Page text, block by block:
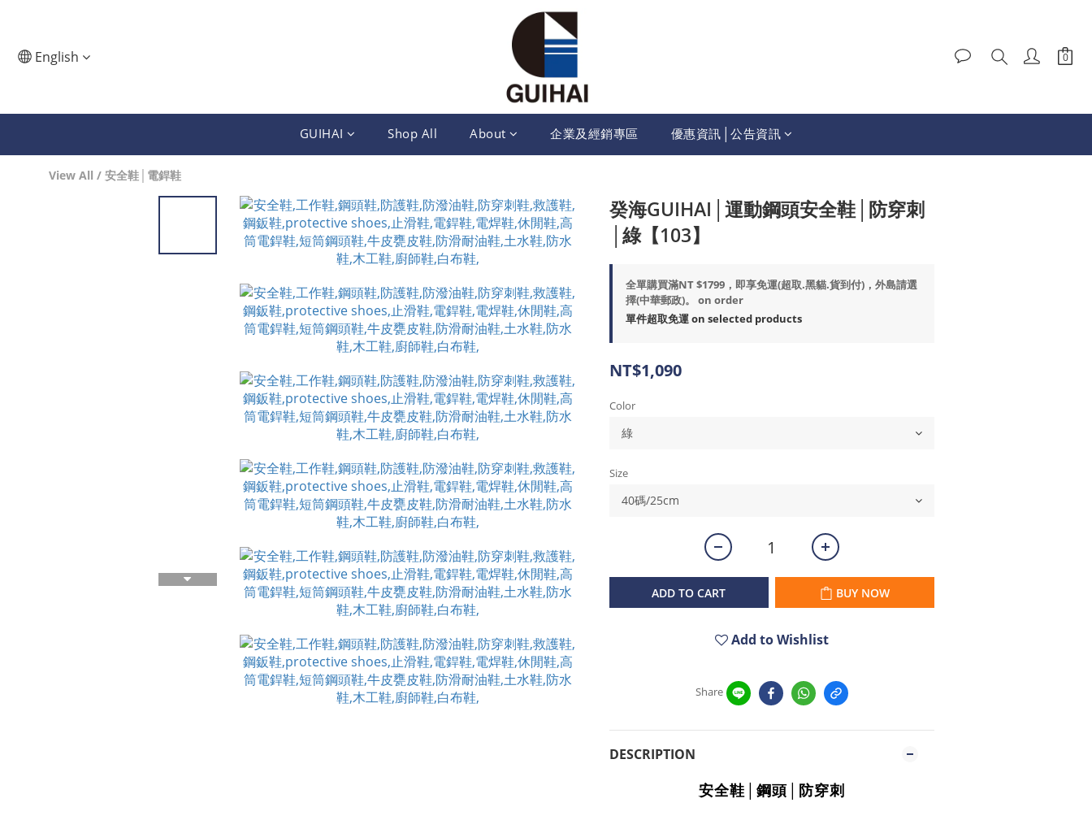
English
GUIHAI Shop All About 企業及經銷專區 優惠資訊│公告資訊
View All / 安全鞋│電銲鞋
癸海GUIHAI│運動鋼頭安全鞋│防穿刺
│綠【103】
全單購買滿NT $1799，即享免運(超取.黑貓.貨到付)，外島請選
擇(中華郵政)。 on order
單件超取免運 on selected products
NT$1,090
Color
Size
ADD TO CART BUY NOW
Add to Wishlist
Share
DESCRIPTION
安全鞋│鋼頭│防穿刺